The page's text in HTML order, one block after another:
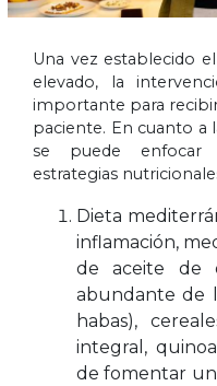
Una vez establecido
elevado, la
importante para
paciente. En cuanto a
se puede enfocar
estrategias
Dieta
inflamación,
de aceite de
abundante de
habas),
integral,
de fomentar